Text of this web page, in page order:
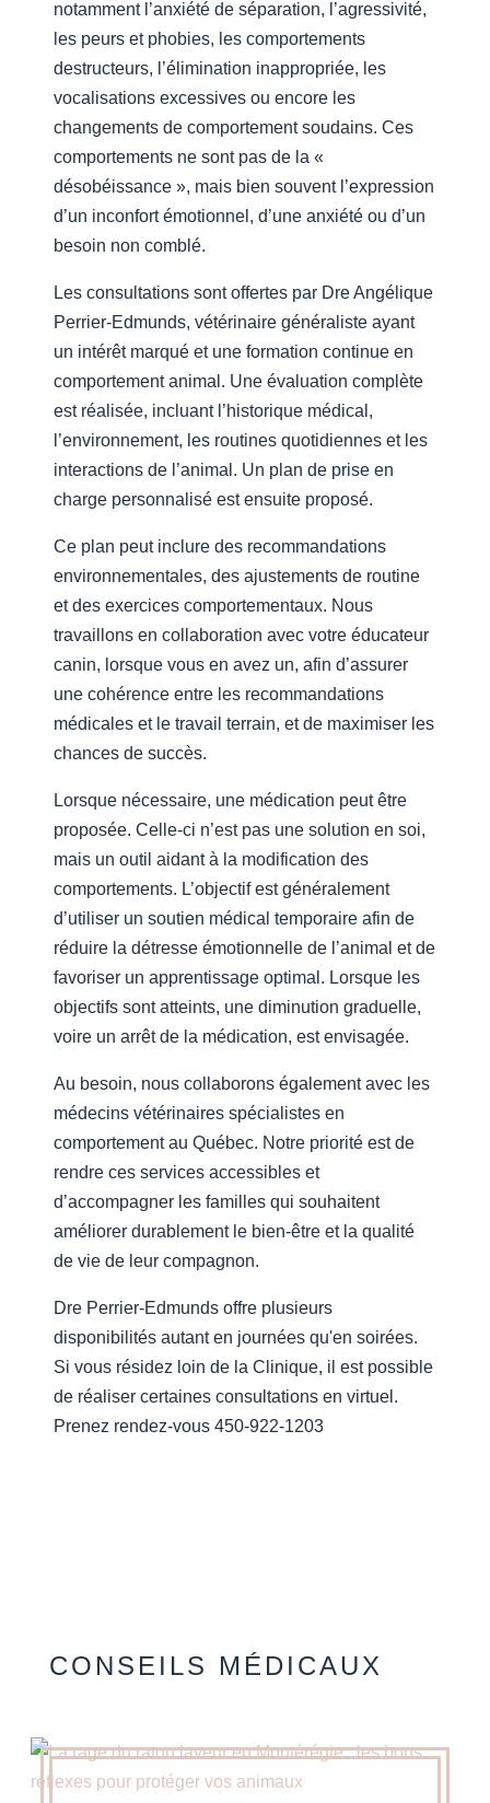
notamment l’anxiété de séparation, l’agressivité,
les peurs et phobies, les comportements
destructeurs, l’élimination inappropriée, les
vocalisations excessives ou encore les
changements de comportement soudains. Ces
comportements ne sont pas de la «
désobéissance », mais bien souvent l’expression
d’un inconfort émotionnel, d’une anxiété ou d’un
besoin non comblé.
Les consultations sont offertes par Dre Angélique
Perrier-Edmunds, vétérinaire généraliste ayant
un intérêt marqué et une formation continue en
comportement animal. Une évaluation complète
est réalisée, incluant l’historique médical,
l’environnement, les routines quotidiennes et les
interactions de l’animal. Un plan de prise en
charge personnalisé est ensuite proposé.
Ce plan peut inclure des recommandations
environnementales, des ajustements de routine
et des exercices comportementaux. Nous
travaillons en collaboration avec votre éducateur
canin, lorsque vous en avez un, afin d’assurer
une cohérence entre les recommandations
médicales et le travail terrain, et de maximiser les
chances de succès.
Lorsque nécessaire, une médication peut être
proposée. Celle-ci n’est pas une solution en soi,
mais un outil aidant à la modification des
comportements. L’objectif est généralement
d’utiliser un soutien médical temporaire afin de
réduire la détresse émotionnelle de l’animal et de
favoriser un apprentissage optimal. Lorsque les
objectifs sont atteints, une diminution graduelle,
voire un arrêt de la médication, est envisagée.
Au besoin, nous collaborons également avec les
médecins vétérinaires spécialistes en
comportement au Québec. Notre priorité est de
rendre ces services accessibles et
d’accompagner les familles qui souhaitent
améliorer durablement le bien-être et la qualité
de vie de leur compagnon.
Dre Perrier-Edmunds offre plusieurs
disponibilités autant en journées qu'en soirées.
Si vous résidez loin de la Clinique, il est possible
de réaliser certaines consultations en virtuel.
Prenez rendez-vous 450-922-1203
CONSEILS MÉDICAUX